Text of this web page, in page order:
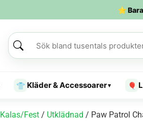
⭐ Bara
👕 Kläder & Accessoarer▾ 🎈
Kalas/Fest / Utklädnad / Paw Patrol